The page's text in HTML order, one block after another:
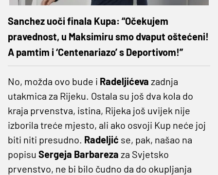
Sanchez uoči finala Kupa: “Očekujem
pravednost, u Maksimiru smo dvaput oštećeni!
A pamtim i ‘Centenariazo’ s Deportivom!”
No, možda ovo bude i Radeljićeva zadnja
utakmica za Rijeku. Ostala su još dva kola do
kraja prvenstva, istina, Rijeka još uvijek nije
izborila treće mjesto, ali ako osvoji Kup neće joj
biti niti presudno. Radeljić se, pak, našao na
popisu Sergeja Barbareza za Svjetsko
prvenstvo, ne bi bilo čudno da do okupljanja